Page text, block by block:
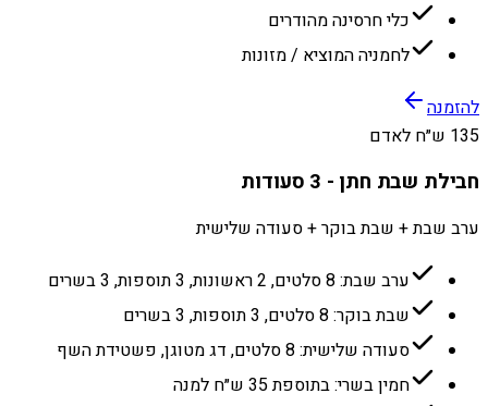
כלי חרסינה מהודרים
לחמניה המוציא / מזונות
להזמנה
135 ש״ח לאדם
חבילת שבת חתן - 3 סעודות
ערב שבת + שבת בוקר + סעודה שלישית
ערב שבת: 8 סלטים, 2 ראשונות, 3 תוספות, 3 בשרים
שבת בוקר: 8 סלטים, 3 תוספות, 3 בשרים
סעודה שלישית: 8 סלטים, דג מטוגן, פשטידת השף
חמין בשרי: בתוספת 35 ש״ח למנה